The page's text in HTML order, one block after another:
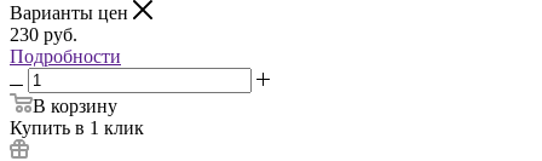
Варианты цен
230 руб.
Подробности
В корзину
Купить в 1 клик